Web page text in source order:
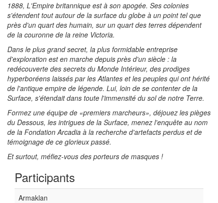
1888, L'Empire britannique est à son apogée. Ses colonies
s'étendent tout autour de la surface du globe à un point tel que
près d'un quart des humain, sur un quart des terres dépendent
de la couronne de la reine Victoria.
Dans le plus grand secret, la plus formidable entreprise
d'exploration est en marche depuis près d'un siècle : la
redécouverte des secrets du Monde Intérieur, des prodiges
hyperboréens laissés par les Atlantes et les peuples qui ont hérité
de l'antique empire de légende. Lui, loin de se contenter de la
Surface, s'étendait dans toute l'immensité du sol de notre Terre.
Formez une équipe de «premiers marcheurs», déjouez les pièges
du Dessous, les intrigues de la Surface, menez l'enquête au nom
de la Fondation Arcadia à la recherche d'artefacts perdus et de
témoignage de ce glorieux passé.
Et surtout, méfiez-vous des porteurs de masques !
Participants
Armaklan